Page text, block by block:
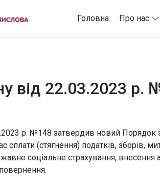
Головна Про нас
від 22.03.2023
р. №148 затвердив новий Порядок
сплати (стягнення) податків, зборів,
соціальне страхування,